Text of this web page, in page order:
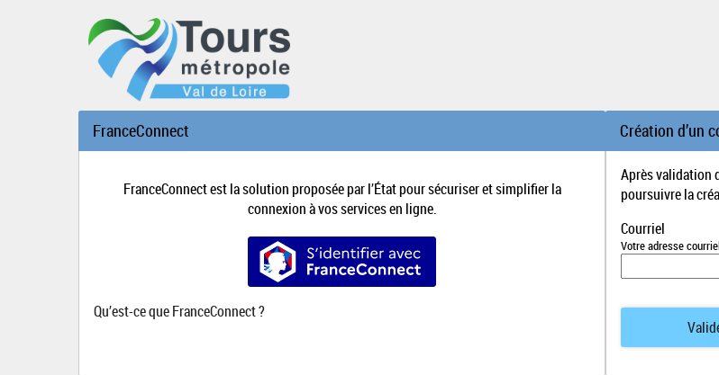
FranceConnect
FranceConnect est la solution proposée par l’État pour sécuriser et simplifier la
connexion à vos services en ligne.
S’identifier avec FranceConnect
Qu’est-ce que FranceConnect ?
Création d’un
Après validation
poursuivre la
Courriel
Votre adresse